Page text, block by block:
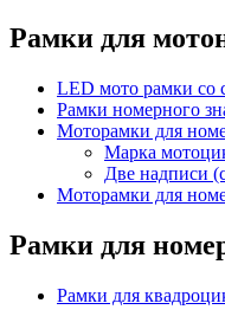
Рамки для
LED мото рамки со
Рамки номерного
Моторамки для
Марка
Две надписи
Моторамки для
Рамки для
Рамки для